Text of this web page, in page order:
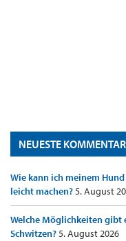
NEUESTE
Wie kann ich meinem
leicht machen?5. August
Welche Möglichkeiten gibt
Schwitzen?5. August 2026